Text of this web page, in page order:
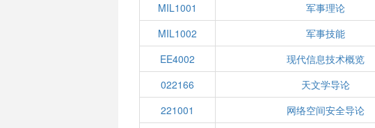
MIL1001 军事理论
MIL1002
军事技能
EE4002
现代信息技术概览
022166
天文学导论
221001
网络空间安全导论